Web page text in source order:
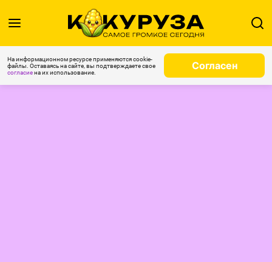
На информационном ресурсе применяются cookie-
файлы. Оставаясь на сайте, вы подтверждаете свое
согласиена их использование.
Согласен